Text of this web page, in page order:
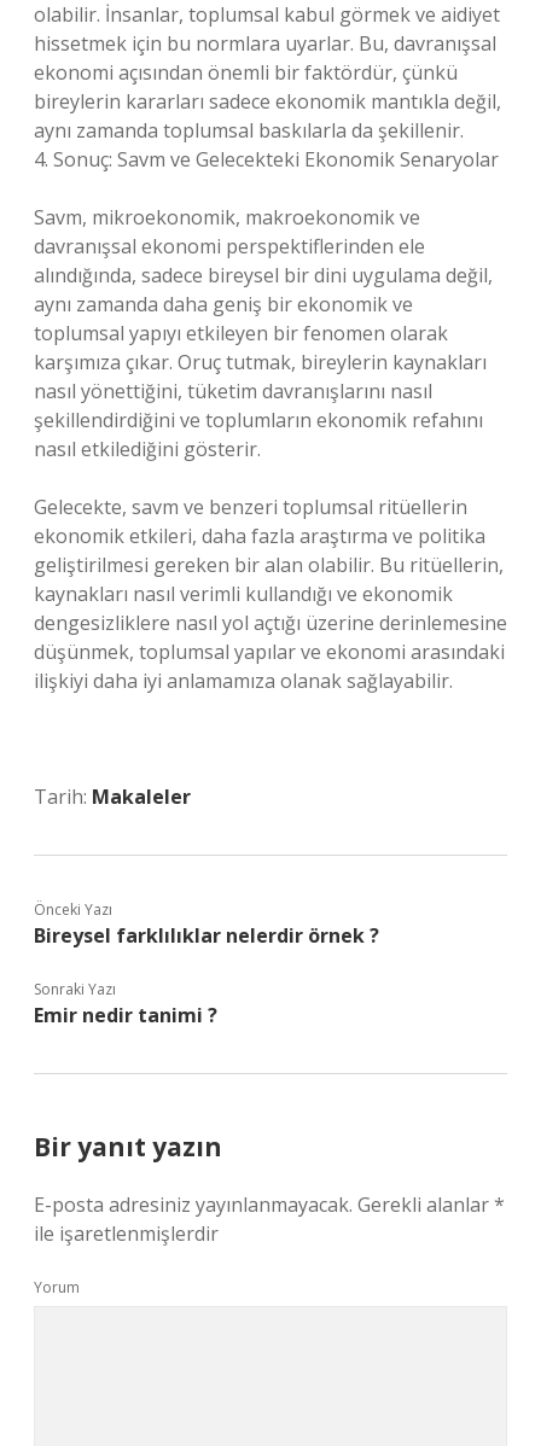
olabilir. İnsanlar, toplumsal kabul görmek ve aidiyet
hissetmek için bu normlara uyarlar. Bu, davranışsal
ekonomi açısından önemli bir faktördür, çünkü
bireylerin kararları sadece ekonomik mantıkla değil,
aynı zamanda toplumsal baskılarla da şekillenir.
4. Sonuç: Savm ve Gelecekteki Ekonomik Senaryolar
Savm, mikroekonomik, makroekonomik ve
davranışsal ekonomi perspektiflerinden ele
alındığında, sadece bireysel bir dini uygulama değil,
aynı zamanda daha geniş bir ekonomik ve
toplumsal yapıyı etkileyen bir fenomen olarak
karşımıza çıkar. Oruç tutmak, bireylerin kaynakları
nasıl yönettiğini, tüketim davranışlarını nasıl
şekillendirdiğini ve toplumların ekonomik refahını
nasıl etkilediğini gösterir.
Gelecekte, savm ve benzeri toplumsal ritüellerin
ekonomik etkileri, daha fazla araştırma ve politika
geliştirilmesi gereken bir alan olabilir. Bu ritüellerin,
kaynakları nasıl verimli kullandığı ve ekonomik
dengesizliklere nasıl yol açtığı üzerine derinlemesine
düşünmek, toplumsal yapılar ve ekonomi arasındaki
ilişkiyi daha iyi anlamamıza olanak sağlayabilir.
Tarih: Makaleler
Önceki Yazı
Bireysel farklılıklar nelerdir örnek ?
Sonraki Yazı
Emir nedir tanimi ?
Bir yanıt yazın
E-posta adresiniz yayınlanmayacak. Gerekli alanlar*
ile işaretlenmişlerdir
Yorum